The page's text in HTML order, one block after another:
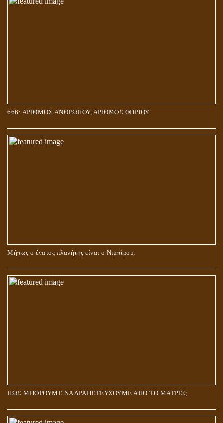
666: ΑΡΙΘΜΟΣ ΑΝΘΡΩΠΟΥ, ΑΡΙΘΜΟΣ ΘΗΡΙΟΥ
Μήπως ο ένατος πλανήτης είναι ο Νιμπίρου;
ΠΩΣ ΜΠΟΡΟΥΜΕ ΝΑ ΔΡΑΠΕΤΕΥΣΟΥΜΕ ΑΠΟ ΤΟ ΜΑΤΡΙΞ;